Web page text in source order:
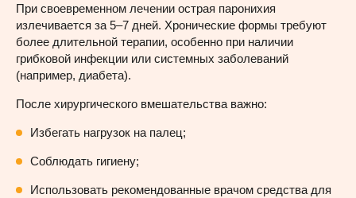
При своевременном лечении острая паронихия
излечивается за 5–7 дней. Хронические формы требуют
более длительной терапии, особенно при наличии
грибковой инфекции или системных заболеваний
(например, диабета).
После хирургического вмешательства важно:
Избегать нагрузок на палец;
Соблюдать гигиену;
Использовать рекомендованные врачом средства для